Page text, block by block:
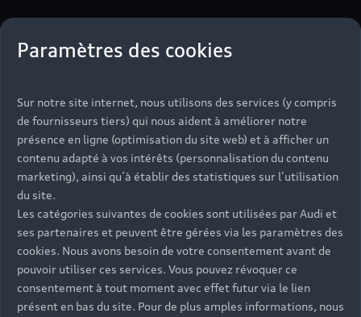
Paramètres des cookies
Sur notre site internet, nous utilisons des services (y compris
de fournisseurs tiers) qui nous aident à améliorer notre
présence en ligne (optimisation du site web) et à afficher un
contenu adapté à vos intérêts (personnalisation du contenu
marketing), ainsi qu’à établir des statistiques sur l’utilisation
du site.
Les catégories suivantes de cookies sont utilisées par Audi et
ses partenaires et peuvent être gérées via les paramètres des
cookies. Nous avons besoin de votre consentement avant de
pouvoir utiliser ces services. Vous pouvez révoquer ce
consentement à tout moment avec effet futur via le lien
présent en bas du site. Pour de plus amples informations, nous